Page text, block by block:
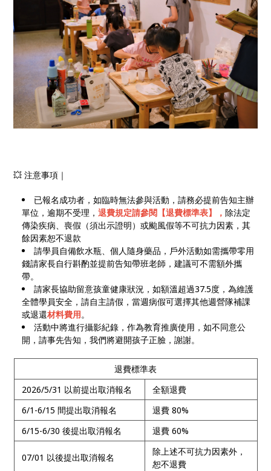
💥 注意事項｜
已報名成功者，如臨時無法參與活動，請務必提前告知主辦
單位，逾期不受理，退費規定請參閱【退費標準表】，除法定
傳染疾病、喪假（須出示證明）或颱風假等不可抗力因素，其
餘因素恕不退款
請學員自備飲水瓶、個人隨身藥品，戶外活動如需攜帶零用
錢請家長自行斟酌並提前告知帶班老師，建議可不需額外攜
帶。
請家長協助留意孩童健康狀況，如額溫超過37.5度，為維護
全體學員安全，請自主請假，當週病假可選擇其他週營隊補課
或退還材料費用。
活動中將進行攝影紀錄，作為教育推廣使用，如不同意公
開，請事先告知，我們將避開孩子正臉，謝謝。
退費標準表
2026/5/31 以前提出取消報名
全額退費
6/1-6/15 間提出取消報名
退費 80%
6/15-6/30 後提出取消報名
退費 60%
07/01 以後提出取消報名
除上述不可抗力因素外，
恕不退費